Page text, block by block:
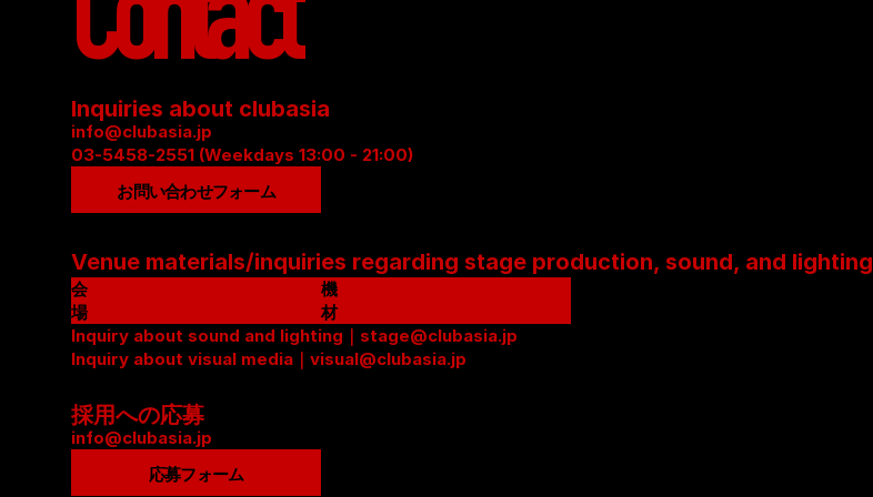
Contact
Inquiries about clubasia
info@clubasia.jp
03-5458-2551 (Weekdays 13:00 - 21:00)
お問い合わせフォーム
Venue materials/inquiries regarding stage production, sound, and lighting
会
場
資
料
P
D
F
機
材
リ
ス
Inquiry about sound and lighting｜stage@clubasia.jp
Inquiry about visual media｜visual@clubasia.jp
採用への応募
info@clubasia.jp
応募フォーム